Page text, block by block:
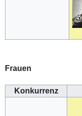
Frauen
Konkurrenz